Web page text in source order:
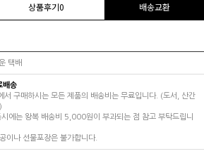
상품후기0 배송교환
택배
배송
서 구매하시는 모든 제품의 배송비는 무료입니다. (도서, 산간
에는 왕복 배송비 5,000원이 부과되는 점 참고 부탁드립니
이나 선물포장은 불가합니다.